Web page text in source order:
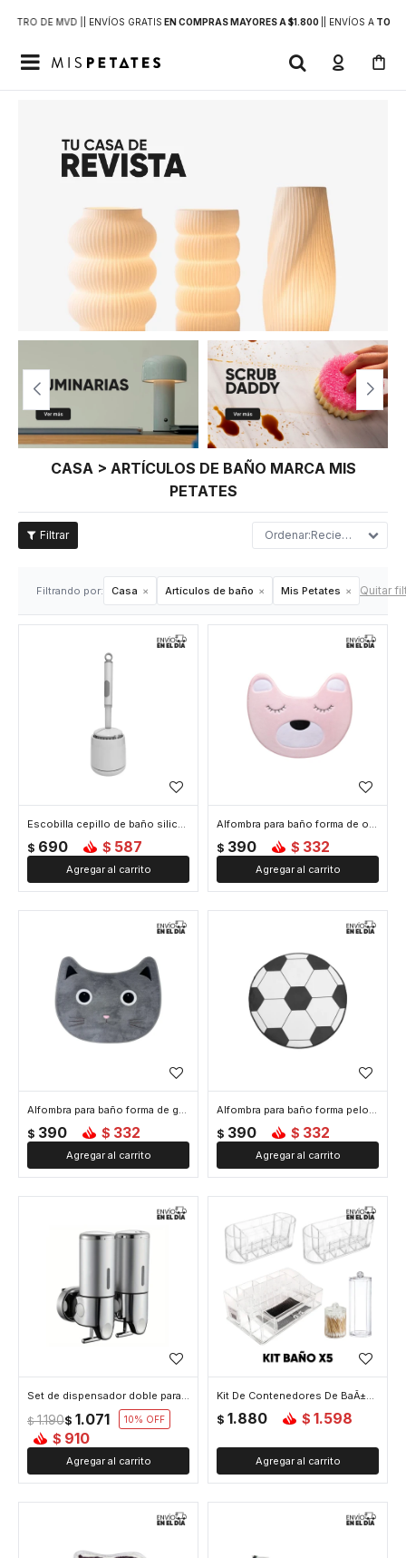
DE MVD | | ENVÍOS GRATIS EN COMPRAS MAYORES A $1.800 | ENVÍOS ATODO

CASA > ARTÍCULOS DE BAÑO MARCA MIS
PETATES
Recientes
Filtrando por: Casa Artículos de baño Mis Petates Quitar
Escobilla cepillo de baño silicona con soporte - Blanco
$ 690 $ 587
Alfombra para baño forma de oso - Rosa
$ 390 $ 332
Alfombra para baño forma de gato - Negro
$ 390 $ 332
Alfombra para baño forma pelota fútbol - Negro
$ 390 $ 332
Set de dispensador doble para liquidos con tapa hermética - Transparente
$ 1.071
$ 1.190 10
$ 910
Kit De Contenedores De BaÃ±o X5
$ 1.880 $ 1.598